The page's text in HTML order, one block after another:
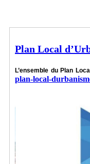
Plan Local
L’ensemble du Plan
plan-local-